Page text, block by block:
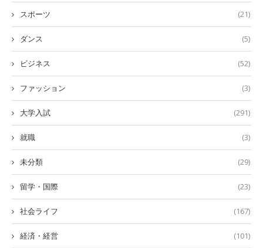
スポーツ (21)
ダンス (5)
ビジネス (52)
ファッション (3)
大学入試 (291)
就職 (3)
未分類 (29)
留学・国際 (23)
社会ライフ (167)
経済・経営 (101)